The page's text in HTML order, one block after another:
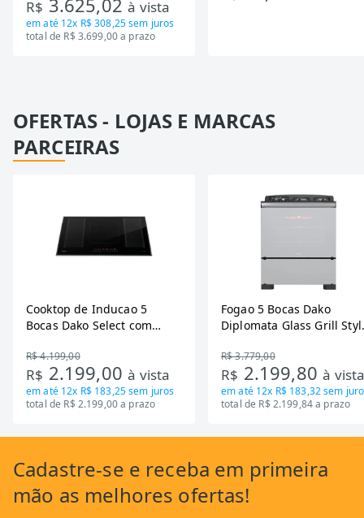
Bivolt
R$ 3.625,02à vista
em até 12x R$ 308,25sem juros
total de R$ 3.699,00 a prazo
OFERTAS - LOJAS E MARCAS
PARCEIRAS
Cooktop de Inducao 5
Bocas Dako Select com
R$ 4.199,00
R$ 2.199,00à vista
em até 12x R$ 183,25sem juros
total de R$ 2.199,00 a prazo
Fogao 5 Bocas Dako
Diplomata Glass Grill
R$ 3.779,00
R$ 2.199,80à
em até 12x R$ 183,32sem
total de R$ 2.199,84 a prazo
Cadastre-se e receba em primeira
mão as melhores ofertas!